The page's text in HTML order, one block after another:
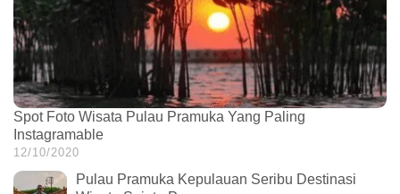
Spot Foto Wisata Pulau Pramuka Yang Paling
Instagramable
12/10/2020
Pulau Pramuka Kepulauan Seribu Destinasi